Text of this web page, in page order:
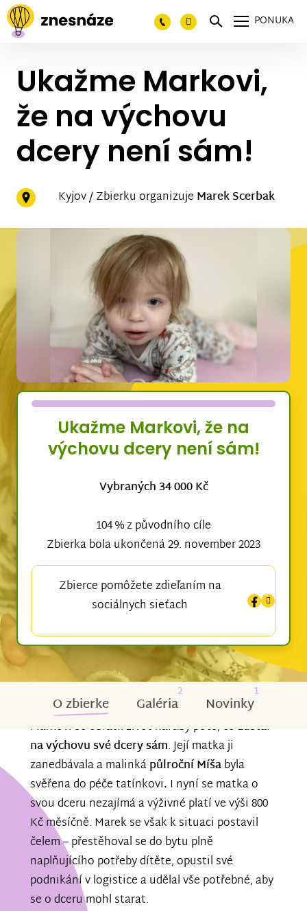
PONUKA
Ukažme Markovi,
že na výchovu
dcery není sám!
Kyjov / Zbierku organizuje Marek Scerbak
Ukažme Markovi, že na
výchovu dcery není sám!
Vybraných 34 000 Kč
104 % z původního cíle
Zbierka bola ukončená 29. november 2023
Zbierce pomôžete zdieľaním na
sociálnych sieťach
O zbierke Galéria
2
Novinky
1
Markovi se obrátil život naruby poté, co zůstal
na výchovu své dcery sám. Její matka ji
zanedbávala a malinkápůlroční Míšabyla
svěřena do péče tatínkovi. I nyní se matka o
svou dceru nezajímá a výživné platí ve výši 800
Kč měsíčně. Marek se však k situaci postavil
čelem – přestěhoval se do bytu plně
naplňujícího potřeby dítěte, opustil své
podnikání v logistice a udělal vše potřebné, aby
se o dceru mohl starat.